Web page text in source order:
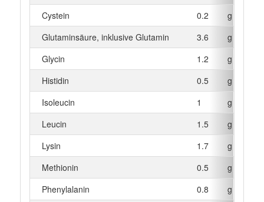
Cystein
0.2
g
Glutaminsäure, inklusive Glutamin
3.6
g
Glycin
1.2
g
Histidin
0.5
g
Isoleucin
1
g
Leucin
1.5
g
Lysin
1.7
g
Methionin
0.5
g
Phenylalanin
0.8
g